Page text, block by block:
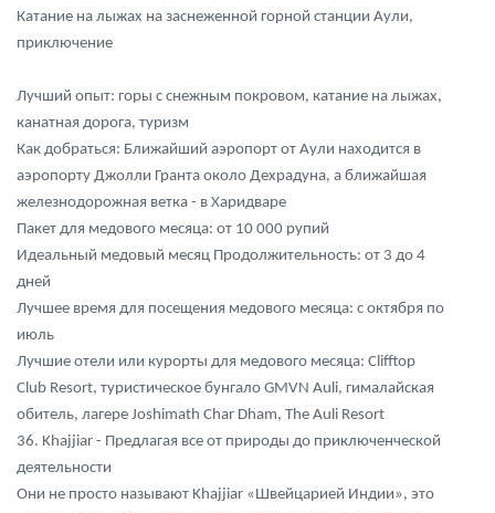
Катание на лыжах на заснеженной горной станции Аули,
приключение
Лучший опыт: горы с снежным покровом, катание на лыжах,
канатная дорога, туризм
Как добраться: Ближайший аэропорт от Аули находится в
аэропорту Джолли Гранта около Дехрадуна, а ближайшая
железнодорожная ветка - в Харидваре
Пакет для медового месяца: от 10 000 рупий
Идеальный медовый месяц Продолжительность: от 3 до 4
дней
Лучшее время для посещения медового месяца: с октября по
июль
Лучшие отели или курорты для медового месяца: Clifftop
Club Resort, туристическое бунгало GMVN Auli, гималайская
обитель, лагере Joshimath Char Dham, The Auli Resort
36. Khajjiar - Предлагая все от природы до приключенческой
деятельности
Они не просто называют Khajjiar «Швейцарией Индии», это